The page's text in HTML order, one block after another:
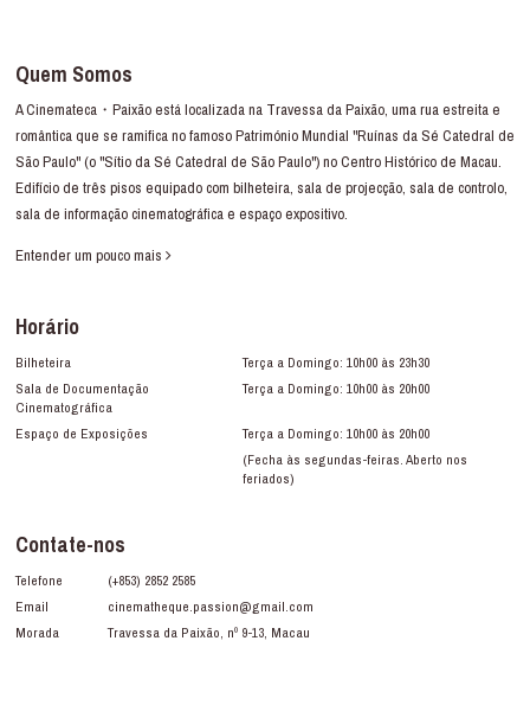
Quem Somos
A Cinemateca・Paixão está localizada na Travessa da Paixão, uma rua estreita e
romântica que se ramifica no famoso Património Mundial "Ruínas da Sé Catedral de
São Paulo" (o "Sítio da Sé Catedral de São Paulo") no Centro Histórico de Macau.
Edifício de três pisos equipado com bilheteira, sala de projecção, sala de controlo,
sala de informação cinematográfica e espaço expositivo.
Entender um pouco mais
Horário
Bilheteira
Terça a Domingo: 10h00 às 23h30
Sala de Documentação
Cinematográfica
Terça a Domingo: 10h00 às 20h00
Espaço de Exposições
Terça a Domingo: 10h00 às 20h00
(Fecha às segundas-feiras. Aberto nos
feriados)
Contate-nos
Telefone
(+853) 2852 2585
Email
cinematheque.passion@gmail.com
Morada
Travessa da Paixão, nº 9-13, Macau